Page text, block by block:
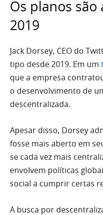
Os planos
2019
Jack Dorsey, CEO do
tipo desde 2019. Em um
que a empresa
o desenvolvimento de
descentralizada.
Apesar disso, Dorsey
fosse mais aberto em
se cada vez mais
envolvem políticas
social a cumprir certas
A busca por